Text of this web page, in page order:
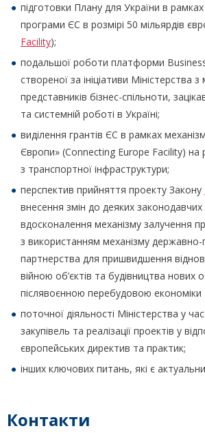
підготовки Плану для України в
програми ЄС в розмірі 50 мільярдів
Facility);
подальшої роботи платформи
створеної за ініціативи Міністерства
представників бізнес-спільноти,
та системній роботі в Україні;
виділення грантів ЄС в рамках
Європи» (Connecting Europe Facility) на
з транспортної інфраструктури;
перспектив прийняття проекту Закону
внесення змін до деяких
вдосконалення механізму залучення
з використанням механізму державно-
партнерства для пришвидшення
війною об’єктів та будівництва нових
післявоєнною перебудовою економіки
поточної діяльності Міністерства у
закупівель та реалізації проектів у
європейських директив та практик;
інших ключових питань, які є
Контакти